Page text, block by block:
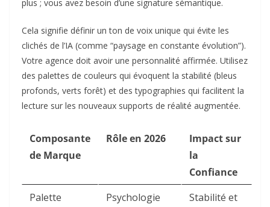
plus ; vous avez besoin d’une signature sémantique.
Cela signifie définir un ton de voix unique qui évite les
clichés de l’IA (comme “paysage en constante évolution”).
Votre agence doit avoir une personnalité affirmée. Utilisez
des palettes de couleurs qui évoquent la stabilité (bleus
profonds, verts forêt) et des typographies qui facilitent la
lecture sur les nouveaux supports de réalité augmentée.
Composante
de Marque
Rôle en 2026
Impact sur
la
Confiance
Palette
Psychologie
Stabilité et